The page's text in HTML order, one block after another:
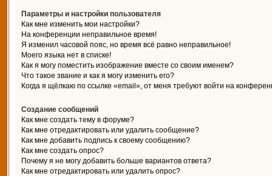
Параметры и настройки пользователя
Как мне изменить мои настройки?
На конференции неправильное время!
Я изменил часовой пояс, но время всё равно неправильное!
Моего языка нет в списке!
Как я могу поместить изображение вместе со своим именем?
Что такое звание и как я могу изменить его?
Когда я щёлкаю по ссылке «email», от меня требуют войти на
Создание сообщений
Как мне создать тему в форуме?
Как мне отредактировать или удалить сообщение?
Как мне добавить подпись к своему сообщению?
Как мне создать опрос?
Почему я не могу добавить больше вариантов ответа?
Как мне отредактировать или удалить опрос?